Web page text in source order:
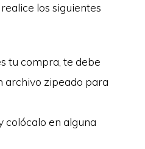
los siguientes
tu compra, te debe
archivo zipeado para
colócalo en alguna